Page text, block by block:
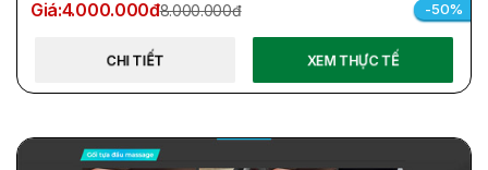
Giá:4.000.000đ8.000.000đ -50%
CHI TIẾT XEM THỰC TẾ